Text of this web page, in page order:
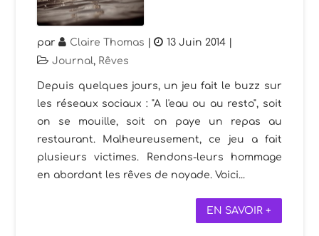
par Claire Thomas | 13 Juin 2014
Journal, Rêves
Depuis quelques jours, un jeu fait le buzz sur
les réseaux sociaux : "A l'eau ou au resto", soit
on se mouille, soit on paye un repas au
restaurant. Malheureusement, ce jeu a fait
plusieurs victimes. Rendons-leurs hommage
en abordant les rêves de noyade. Voici...
EN SAVOIR +